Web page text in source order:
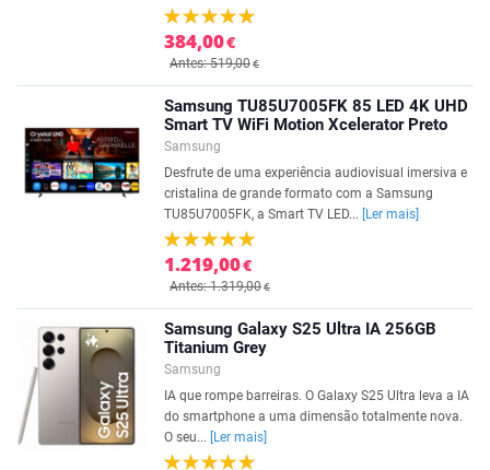
384,00€
Antes: 519,00€
Samsung TU85U7005FK 85 LED 4K UHD
Smart TV WiFi Motion Xcelerator Preto
Samsung
Desfrute de uma experiência audiovisual imersiva e
cristalina de grande formato com a Samsung
TU85U7005FK, a Smart TV LED...
[Ler mais]
1.219,00€
Antes: 1.319,00€
Samsung Galaxy S25 Ultra IA 256GB
Titanium Grey
Samsung
IA que rompe barreiras. O Galaxy S25 Ultra leva a IA
do smartphone a uma dimensão totalmente nova.
O seu...
[Ler mais]